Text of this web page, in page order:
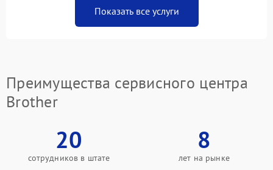
Показать все услуги
Преимущества сервисного центра
Brother
20
сотрудников в штате
8
лет на рынке